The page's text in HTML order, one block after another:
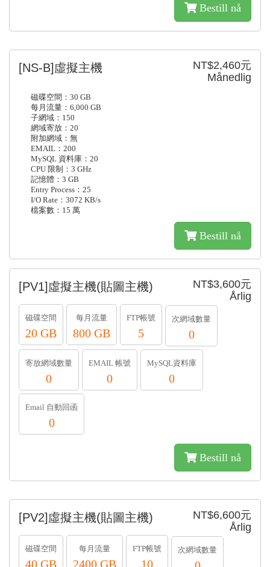
Bestill nå
NT$2,460元
Månedlig
[NS-B]虛擬主機
磁碟空間：30 GB
每月流量：6,000 GB
子網域：150
網域寄放：20
附加網域：無
EMAIL：200
MySQL 資料庫：20
CPU 限制：3 GHz
記憶體：3 GB
Entry Process：25
I/O Rate：3072 KB/s
檔案數：15 萬
Bestill nå
NT$3,600元
Årlig
[PV1]虛擬主機(貼圖主機)
磁碟空間
20 GB
每月流量
800 GB
FTP帳號
5
次網域數量
0
寄放網域數量
0
EMAIL 帳號
0
MySQL資料庫
0
Email 自動回函
0
Bestill nå
NT$6,600元
Årlig
[PV2]虛擬主機(貼圖主機)
磁碟空間
40 GB
每月流量
2400 GB
FTP帳號
10
次網域數量